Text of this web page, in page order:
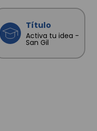
Título
Activa tu idea -
San Gil